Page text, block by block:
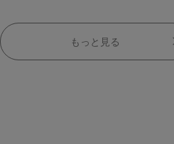
もっと見る